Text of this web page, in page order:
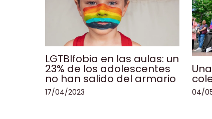
LGTBIfobia en las aulas: un
23% de los adolescentes
no han salido del armario
17/04/2023 04/